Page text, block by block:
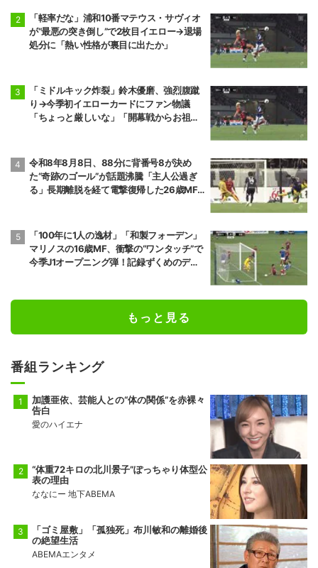
「軽率だな」浦和10番マテウス・サヴィオ
が“最悪の突き倒し”で2枚目イエロー→退場
処分に「熱い性格が裏目に出たか」
「ミドルキック炸裂」鈴木優磨、強烈腹蹴
り→今季初イエローカードにファン物議
「ちょっと厳しいな」「開幕戦からお祖母
令和8年8月8日、88分に背番号8が決め
た“奇跡のゴール”が話題沸騰「主人公過ぎ
る」長期離脱を経て電撃復帰した26歳MF
「100年に1人の逸材」「和製フォーデン」
マリノスの16歳MF、衝撃の“ワンタッチ”で
今季J1オープニング弾！記録ずくめのデビ
もっと見る
番組ランキング
加護亜依、芸能人との“体の関係”を赤裸々
告白
愛のハイエナ
“体重72キロの北川景子”ぽっちゃり体型公
表の理由
ななにー 地下ABEMA
「ゴミ屋敷」「孤独死」布川敏和の離婚後
の絶望生活
ABEMAエンタメ